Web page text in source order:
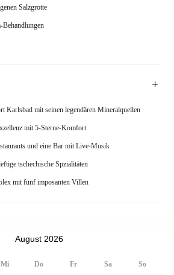
Salzgrotte
Behandlungen
Karlsbad mit seinen legendären Mineralquellen
mit 5-Sterne-Komfort
und eine Bar mit Live-Musik
tschechische Spzialitäten
mit fünf imposanten Villen
August 2026
Mi Do Fr Sa So